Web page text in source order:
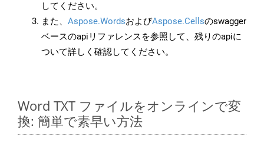
してください。
また、 Aspose.WordsおよびAspose.Cellsのswagger
ベースのapiリファレンスを参照して、残りのapiに
ついて詳しく確認してください。
Word TXT ファイルをオンラインで変
換: 簡単で素早い方法